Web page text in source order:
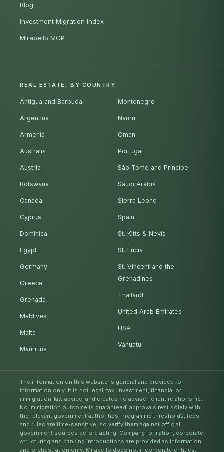
Blog
Investment Migration Index
Mirabello MCP
REAL ESTATE, BY COUNTRY
Antigua and Barbuda
Argentina
Armenia
Australia
Austria
Botswana
Canada
Cyprus
Dominica
Egypt
Germany
Greece
Grenada
Maldives
Malta
Mauritius
Montenegro
Nauru
Oman
Portugal
São Tomé and Príncipe
Saudi Arabia
Sierra Leone
Spain
St. Kitts & Nevis
St. Lucia
St. Vincent and the
Grenadines
Thailand
United Arab Emirates
USA
Vanuatu
The information on this website is general and provided for
information only. It is not legal, tax, investment, financial or
immigration-law advice, and creates no adviser-client relationship.
No immigration outcome is guaranteed; approvals rest solely with
the relevant government authorities. Programme thresholds, fees
and rules are time-sensitive, so verify them against official
government sources before acting. Company formation, corporate
structuring and banking introductions are provided as information
and orchestration only: Mirabello does not incorporate entities,